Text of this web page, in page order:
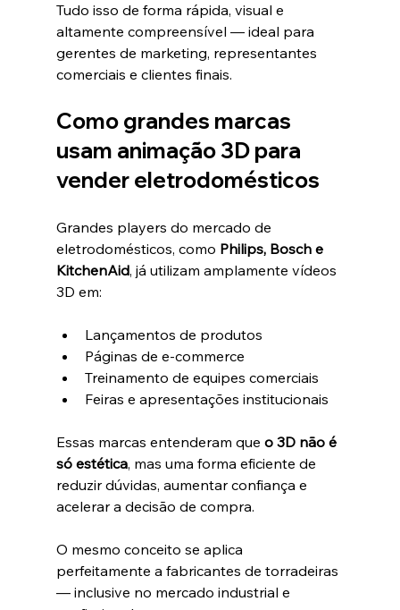
Tudo isso de forma rápida, visual e
altamente compreensível — ideal para
gerentes de marketing, representantes
comerciais e clientes finais.
Como grandes marcas
usam animação 3D para
vender eletrodomésticos
Grandes players do mercado de
eletrodomésticos, como Philips, Bosch e
KitchenAid, já utilizam amplamente vídeos
3D em:
Lançamentos de produtos
Páginas de e-commerce
Treinamento de equipes comerciais
Feiras e apresentações institucionais
Essas marcas entenderam que o 3D não é
só estética, mas uma forma eficiente de
reduzir dúvidas, aumentar confiança e
acelerar a decisão de compra.
O mesmo conceito se aplica
perfeitamente a fabricantes de torradeiras
— inclusive no mercado industrial e